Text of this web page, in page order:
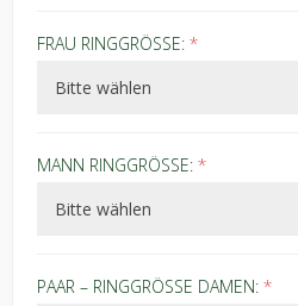
FRAU RINGGRÖSSE: *
MANN RINGGRÖSSE: *
PAAR – RINGGRÖSSE DAMEN: *